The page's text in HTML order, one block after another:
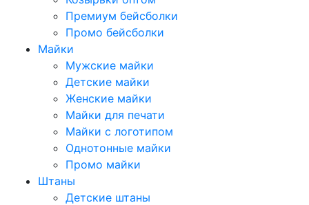
Премиум бейсболки
Промо бейсболки
Майки
Мужские майки
Детские майки
Женские майки
Майки для печати
Майки с логотипом
Однотонные майки
Промо майки
Штаны
Детские штаны